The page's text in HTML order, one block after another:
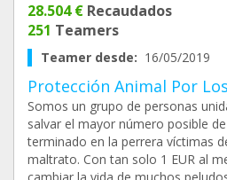
28.504 € Recaudados
251 Teamers
Teamer desde: 16/05/2019
Protección Animal Por
Somos un grupo de personas
salvar el mayor número posible
terminado en la perrera víctimas
maltrato. Con tan solo 1 EUR al